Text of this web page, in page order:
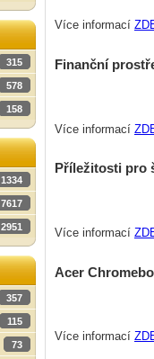
315
578
158
1334
7617
2951
357
115
73
Více informací
Finanční
Více informací
Příležitosti pro
Více informací
Acer
Více informací